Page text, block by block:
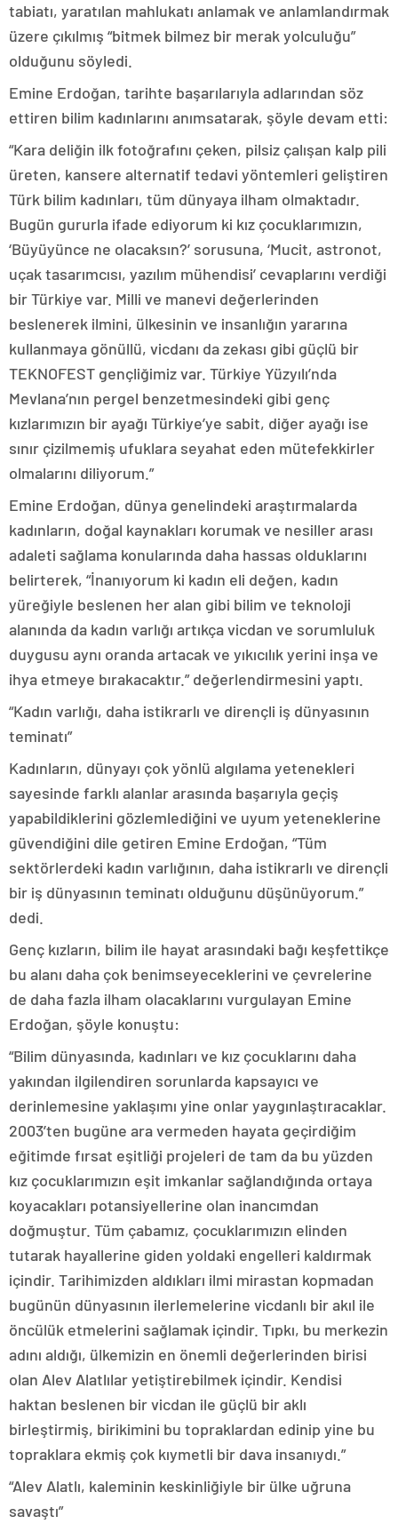
tabiatı, yaratılan mahlukatı anlamak ve anlamlandırmak
üzere çıkılmış “bitmek bilmez bir merak yolculuğu”
olduğunu söyledi.
Emine Erdoğan, tarihte başarılarıyla adlarından söz
ettiren bilim kadınlarını anımsatarak, şöyle devam etti:
“Kara deliğin ilk fotoğrafını çeken, pilsiz çalışan kalp pili
üreten, kansere alternatif tedavi yöntemleri geliştiren
Türk bilim kadınları, tüm dünyaya ilham olmaktadır.
Bugün gururla ifade ediyorum ki kız çocuklarımızın,
‘Büyüyünce ne olacaksın?’ sorusuna, ‘Mucit, astronot,
uçak tasarımcısı, yazılım mühendisi’ cevaplarını verdiği
bir Türkiye var. Milli ve manevi değerlerinden
beslenerek ilmini, ülkesinin ve insanlığın yararına
kullanmaya gönüllü, vicdanı da zekası gibi güçlü bir
TEKNOFEST gençliğimiz var. Türkiye Yüzyılı’nda
Mevlana’nın pergel benzetmesindeki gibi genç
kızlarımızın bir ayağı Türkiye’ye sabit, diğer ayağı ise
sınır çizilmemiş ufuklara seyahat eden mütefekkirler
olmalarını diliyorum.”
Emine Erdoğan, dünya genelindeki araştırmalarda
kadınların, doğal kaynakları korumak ve nesiller arası
adaleti sağlama konularında daha hassas olduklarını
belirterek, “İnanıyorum ki kadın eli değen, kadın
yüreğiyle beslenen her alan gibi bilim ve teknoloji
alanında da kadın varlığı artıkça vicdan ve sorumluluk
duygusu aynı oranda artacak ve yıkıcılık yerini inşa ve
ihya etmeye bırakacaktır.” değerlendirmesini yaptı.
“Kadın varlığı, daha istikrarlı ve dirençli iş dünyasının
teminatı”
Kadınların, dünyayı çok yönlü algılama yetenekleri
sayesinde farklı alanlar arasında başarıyla geçiş
yapabildiklerini gözlemlediğini ve uyum yeteneklerine
güvendiğini dile getiren Emine Erdoğan, “Tüm
sektörlerdeki kadın varlığının, daha istikrarlı ve dirençli
bir iş dünyasının teminatı olduğunu düşünüyorum.”
dedi.
Genç kızların, bilim ile hayat arasındaki bağı keşfettikçe
bu alanı daha çok benimseyeceklerini ve çevrelerine
de daha fazla ilham olacaklarını vurgulayan Emine
Erdoğan, şöyle konuştu:
“Bilim dünyasında, kadınları ve kız çocuklarını daha
yakından ilgilendiren sorunlarda kapsayıcı ve
derinlemesine yaklaşımı yine onlar yaygınlaştıracaklar.
2003’ten bugüne ara vermeden hayata geçirdiğim
eğitimde fırsat eşitliği projeleri de tam da bu yüzden
kız çocuklarımızın eşit imkanlar sağlandığında ortaya
koyacakları potansiyellerine olan inancımdan
doğmuştur. Tüm çabamız, çocuklarımızın elinden
tutarak hayallerine giden yoldaki engelleri kaldırmak
içindir. Tarihimizden aldıkları ilmi mirastan kopmadan
bugünün dünyasının ilerlemelerine vicdanlı bir akıl ile
öncülük etmelerini sağlamak içindir. Tıpkı, bu merkezin
adını aldığı, ülkemizin en önemli değerlerinden birisi
olan Alev Alatlılar yetiştirebilmek içindir. Kendisi
haktan beslenen bir vicdan ile güçlü bir aklı
birleştirmiş, birikimini bu topraklardan edinip yine bu
topraklara ekmiş çok kıymetli bir dava insanıydı.”
“Alev Alatlı, kaleminin keskinliğiyle bir ülke uğruna
savaştı”